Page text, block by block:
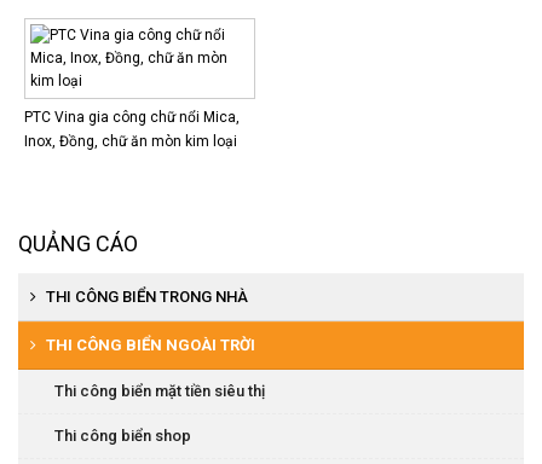
PTC Vina gia công chữ nổi Mica,
Inox, Đồng, chữ ăn mòn kim loại
QUẢNG CÁO
THI CÔNG BIỂN TRONG NHÀ
Thi công biển siêu thị
Thi công kệ trưng bày
Thi công biển nội quy, chỉ dẫn
THI CÔNG BIỂN NGOÀI TRỜI
Thi công biển mặt tiền siêu thị
Thi công biển shop